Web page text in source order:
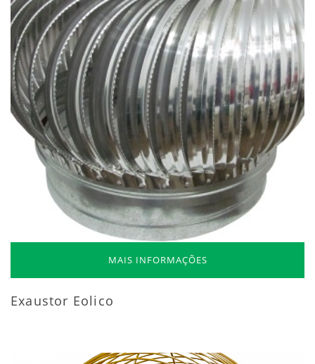
MAIS INFORMAÇÕES
Exaustor Eolico